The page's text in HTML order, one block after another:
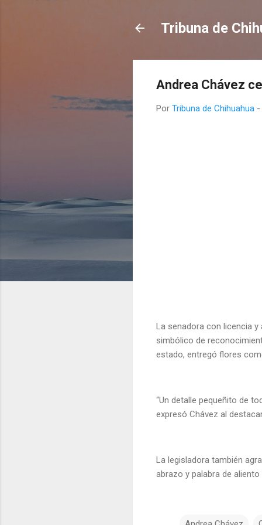
Tribuna de
Andrea Chávez
Por Tribuna de Chihuahua -
La senadora con licencia y
simbólico de
estado, entregó flores
“Un detalle pequeñito de
expresó Chávez al
La legisladora también
abrazo y palabra de